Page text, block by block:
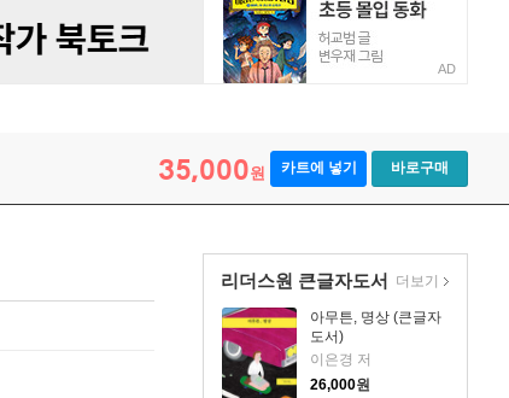
AD
35,000원 카트에 넣기 바로구매
리더스원 큰글자도서
아무튼, 명상 (큰글자
도서)
이은경 저
26,000원
더보기